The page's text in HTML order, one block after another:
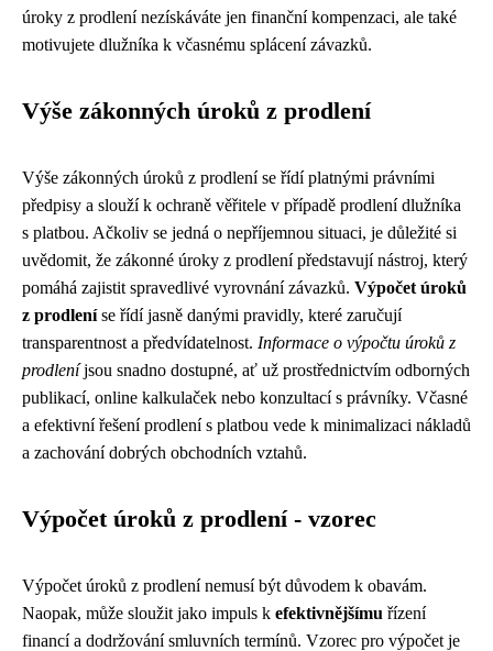
úroky z prodlení nezískáváte jen finanční kompenzaci, ale také
motivujete dlužníka k včasnému splácení závazků.
Výše zákonných úroků z prodlení
Výše zákonných úroků z prodlení se řídí platnými právními
předpisy a slouží k ochraně věřitele v případě prodlení dlužníka
s platbou. Ačkoliv se jedná o nepříjemnou situaci, je důležité si
uvědomit, že zákonné úroky z prodlení představují nástroj, který
pomáhá zajistit spravedlivé vyrovnání závazků. Výpočet úroků
z prodleníse řídí jasně danými pravidly, které zaručují
transparentnost a předvídatelnost. Informace o výpočtu úroků z
prodleníjsou snadno dostupné, ať už prostřednictvím odborných
publikací, online kalkulaček nebo konzultací s právníky. Včasné
a efektivní řešení prodlení s platbou vede k minimalizaci nákladů
a zachování dobrých obchodních vztahů.
Výpočet úroků z prodlení - vzorec
Výpočet úroků z prodlení nemusí být důvodem k obavám.
Naopak, může sloužit jako impuls k efektivnějšímu řízení
financí a dodržování smluvních termínů. Vzorec pro výpočet je